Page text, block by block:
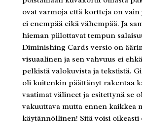
ovat varmoja että kortteja on vain
ei enempää eikä vähempää. Ja
hieman piilottavat tempun
Diminishing Cards versio on
visuaalinen ja sen vahvuus ei
pelkistä valokuvista ja tekstistä.
oli kuitenkin päättänyt rakentaa
vaatimat välineet ja esitettynä se
vakuuttava mutta ennen kaikkea
käytännöllinen! Sitä voisi oikeasti